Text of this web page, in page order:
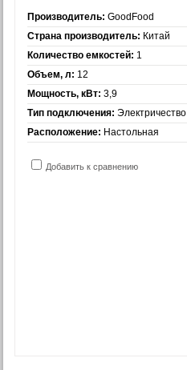
Производитель: GoodFood
Страна производитель: Китай
Количество емкостей: 1
Объем, л: 12
Мощность, кВт: 3,9
Тип подключения: Электричество
Расположение: Настольная
Добавить к сравнению